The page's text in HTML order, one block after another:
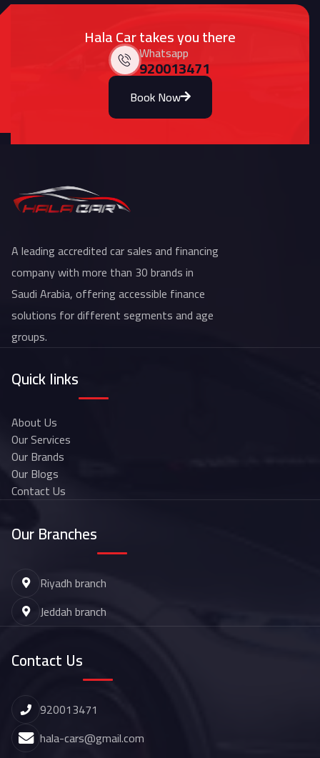
Hala Car takes you there
Whatsapp
920013471
Book Now
A leading accredited car sales and financing
company with more than 30 brands in
Saudi Arabia, offering accessible finance
solutions for different segments and age
groups.
Quick links
About Us
Our Services
Our Brands
Our Blogs
Contact Us
Our Branches
Riyadh branch
Jeddah branch
Contact Us
920013471
hala-cars@gmail.com